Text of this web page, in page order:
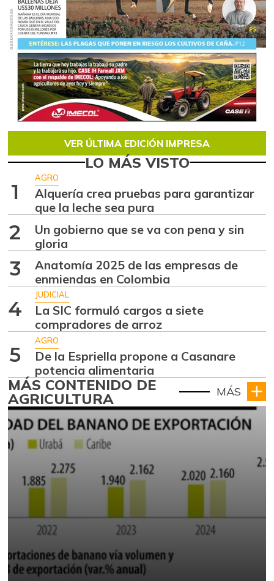
VER ÚLTIMA EDICIÓN IMPRESA
LO MÁS VISTO
1
AGRO
Alquería crea pruebas para garantizar
que la leche sea pura
2
Un gobierno que se va con pena y sin
gloria
3
Anatomía 2025 de las empresas de
enmiendas en Colombia
4
JUDICIAL
La SIC formuló cargos a siete
compradores de arroz
5
AGRO
De la Espriella propone a Casanare
potencia alimentaria
MÁS CONTENIDO DE
AGRICULTURA MÁS